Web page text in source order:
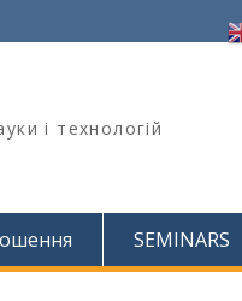
і технологій
SEMINARS